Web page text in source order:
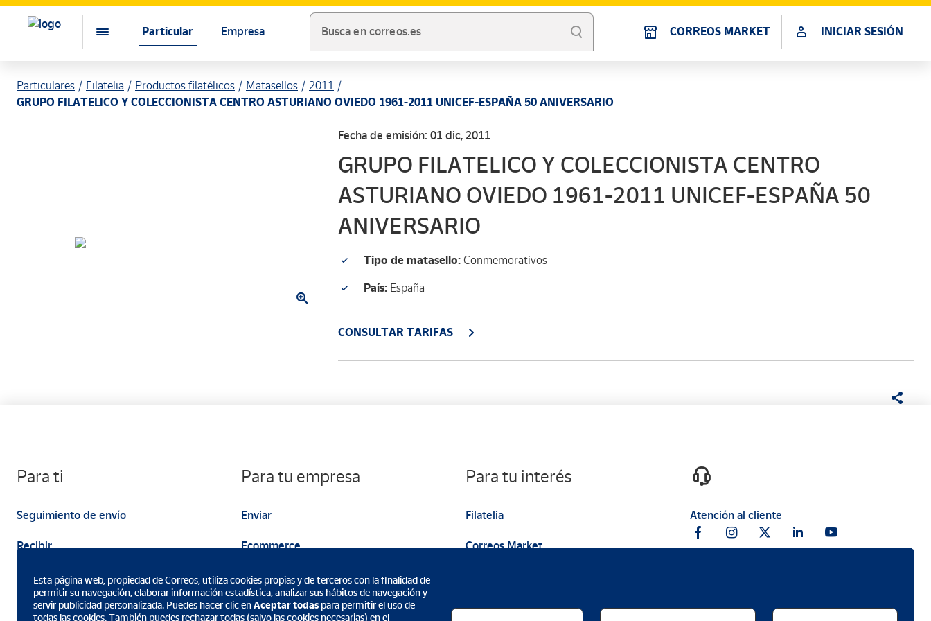
Particular Empresa Busca en correos.es CORREOS MARKET INICIAR SESIÓN
Particulares Filatelia Productos filatélicos Matasellos
2011
GRUPO FILATELICO Y COLECCIONISTA CENTRO ASTURIANO OVIEDO 1961-2011 UNICEF-ESPAÑA 50 ANIVERSARIO
Fecha de emisión: 01 dic, 2011
GRUPO FILATELICO Y COLECCIONISTA CENTRO
ASTURIANO OVIEDO 1961-2011 UNICEF-ESPAÑA 50
ANIVERSARIO
Tipo de matasello: Conmemorativos
País: España
CONSULTAR TARIFAS
Para ti
Seguimiento de envío
Recibir
Enviar
Para tu empresa
Enviar
Ecommerce
Marketing
Para tu interés
Filatelia
Correos Market
Atención al cliente
Esta página web, propiedad de Correos, utiliza cookies propias y de terceros con la finalidad de
permitir su navegación, elaborar información estadística, analizar sus hábitos de navegación y
servir publicidad personalizada. Puedes hacer clic enAceptar todas para permitir el uso de
todas las cookies. También puedes rechazar todas (salvo las cookies necesarias) en el